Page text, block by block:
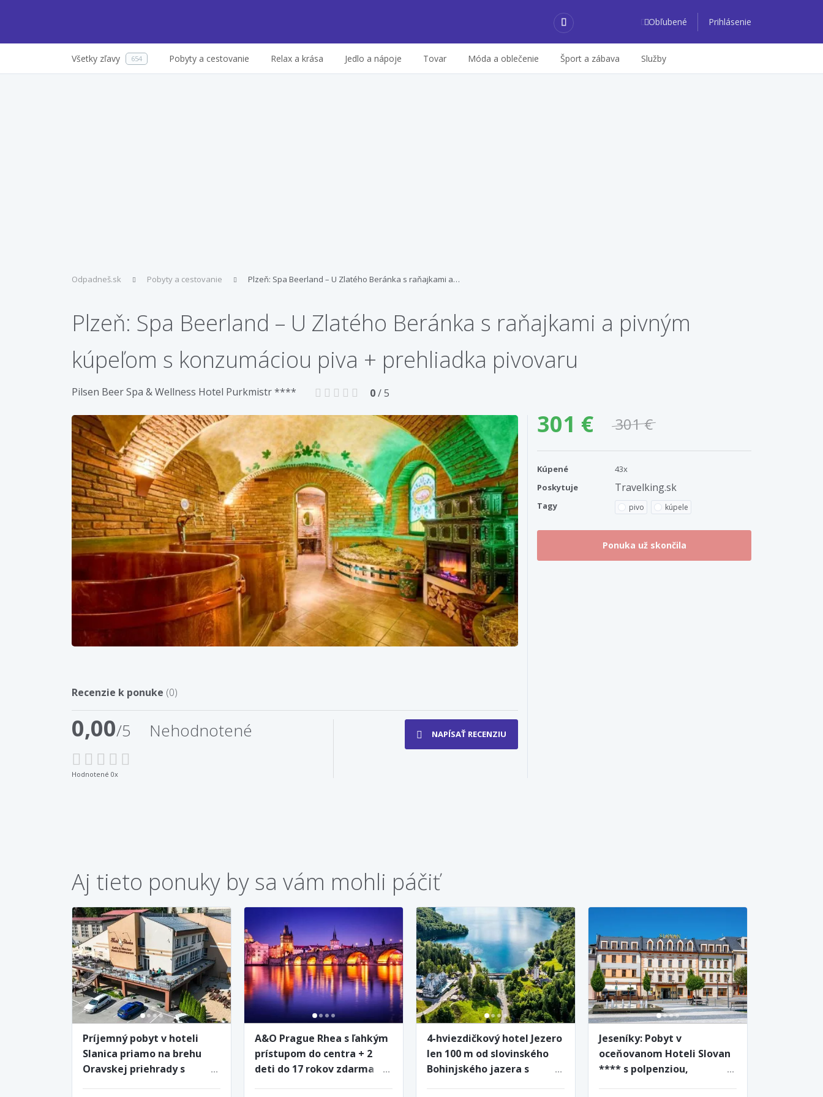
Obľubené Prihlásenie
Všetky zľavy 654 Pobyty a cestovanie Relax a krása Jedlo a nápoje Tovar Móda a oblečenie Šport a zábava Služby
Odpadneš.sk Pobyty a cestovanie Plzeň: Spa Beerland – U Zlatého Beránka s raňajkami a…
Plzeň: Spa Beerland – U Zlatého Beránka s raňajkami a pivným
kúpeľom s konzumáciou piva + prehliadka pivovaru
Pilsen Beer Spa & Wellness Hotel Purkmistr **** 0/ 5
Recenzie k ponuke (0)
0,00/5 Nehodnotené
Hodnotené 0x
NAPÍSAŤ RECENZIU
301 € 301 €
Kúpené
43x
Poskytuje
Travelking.sk
Tagy pivo kúpele
Aj tieto ponuky by sa vám mohli páčiť
Príjemný pobyt v hoteli
Slanica priamo na brehu
Oravskej priehrady s
A&O Prague Rhea s ľahkým
prístupom do centra + 2
deti do 17 rokov zdarma
4-hviezdičkový hotel Jezero
len 100 m od slovinského
Bohinjského jazera s
Jeseníky: Pobyt v
oceňovanom Hoteli Slovan
**** s polpenziou,